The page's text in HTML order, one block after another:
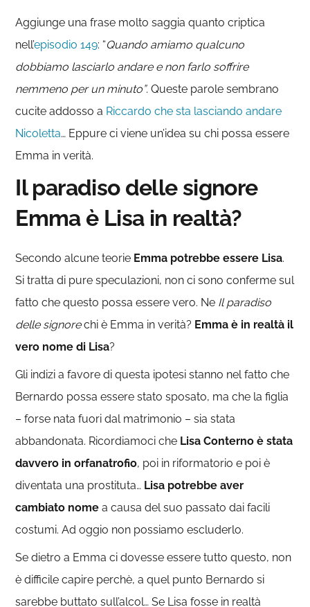
Aggiunge una frase molto saggia quanto criptica
nell’episodio 149: “Quando amiamo qualcuno
dobbiamo lasciarlo andare e non farlo soffrire
nemmeno per un minuto”. Queste parole sembrano
cucite addosso a Riccardo che sta lasciando andare
Nicoletta… Eppure ci viene un’idea su chi possa essere
Emma in verità.
Il paradiso delle signore
Emma è Lisa in realtà?
Secondo alcune teorie Emma potrebbe essere Lisa.
Si tratta di pure speculazioni, non ci sono conferme sul
fatto che questo possa essere vero. Ne Il paradiso
delle signorechi è Emma in verità? Emma è in realtà il
vero nome di Lisa?
Gli indizi a favore di questa ipotesi stanno nel fatto che
Bernardo possa essere stato sposato, ma che la figlia
– forse nata fuori dal matrimonio – sia stata
abbandonata. Ricordiamoci che Lisa Conterno è stata
davvero in orfanatrofio, poi in riformatorio e poi è
diventata una prostituta… Lisa potrebbe aver
cambiato nome a causa del suo passato dai facili
costumi. Ad oggio non possiamo escluderlo.
Se dietro a Emma ci dovesse essere tutto questo, non
è difficile capire perchè, a quel punto Bernardo si
sarebbe buttato sull’alcol… Se Lisa fosse in realtà